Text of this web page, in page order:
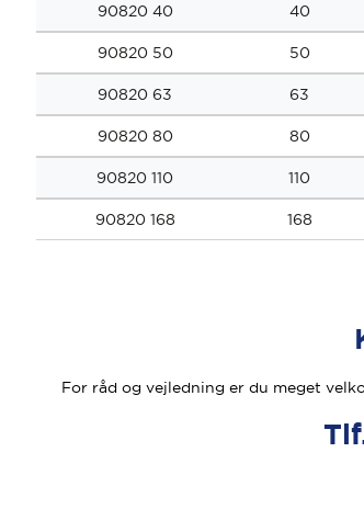
90820 40 40
90820 50 50
90820 63 63
90820 80 80
90820 110 110
90820 168 168
For råd og vejledning er du meget